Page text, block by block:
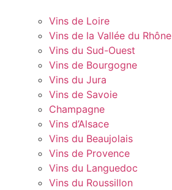
Vins de Loire
Vins de la Vallée du Rhône
Vins du Sud-Ouest
Vins de Bourgogne
Vins du Jura
Vins de Savoie
Champagne
Vins d’Alsace
Vins du Beaujolais
Vins de Provence
Vins du Languedoc
Vins du Roussillon